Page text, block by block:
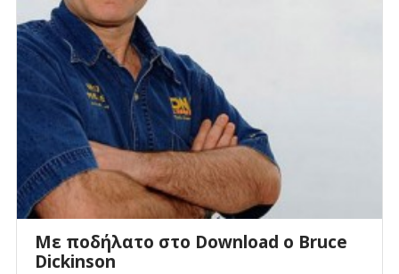
Με ποδήλατο στο Download ο Bruce
Dickinson